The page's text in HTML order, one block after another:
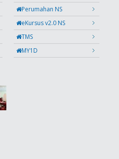
Perumahan NS
eKursus v2.0 NS
TMS
MY1D